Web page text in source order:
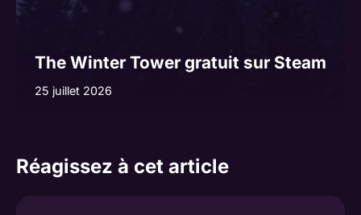
The Winter Tower gratuit sur Steam
25 juillet 2026
Réagissez à cet article